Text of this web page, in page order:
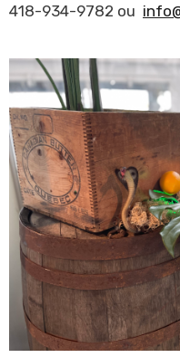
418-934-9782 ou